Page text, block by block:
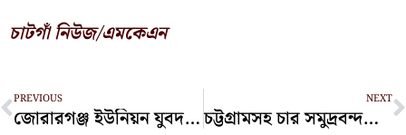
চাটগাঁ নিউজ/এমকেএন
Prev
PREVIOUS
জোরারগঞ্জ ইউনিয়ন যুবদলের উদ্যােগে বিক্ষোভ মিছিল ও প্রতিবাদ সমাবেশ অনুষ্ঠিত
NEXT
চট্টগ্রামসহ চার সমুদ্রবন্দরে ৩ নম্বর সতর্ক সংকেত